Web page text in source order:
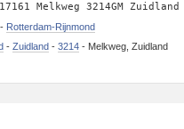
17161 Melkweg 3214GM Zuidland
Rotterdam-Rijnmond
-Zuidland -3214 - Melkweg, Zuidland